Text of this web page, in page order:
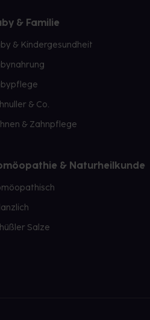
& Familie
& Kindergesundheit
& Co.
& Zahnpflege
& Naturheilkunde
Salze